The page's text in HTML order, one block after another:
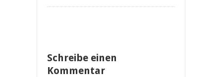
Schreibe einen
Kommentar